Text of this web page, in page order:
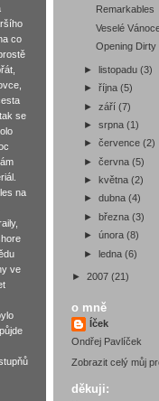
co
se
na
ve
Remarkables
Veselé
Opening
► listopadu (3)
► října (5)
► září (7)
► srpna (1)
► července (2)
► června (5)
► května (2)
► dubna (4)
► března (3)
► února (8)
► ledna (6)
► 2007 (21)
o mně
Íček
Ondřej Pavlíček
Zobrazit celý můj
děkuji: